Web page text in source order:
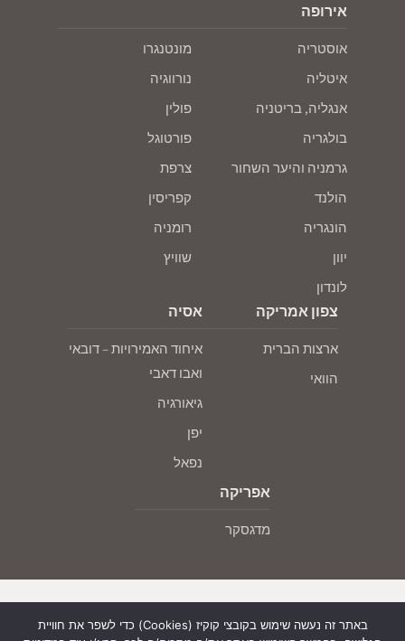
אירופה
אוסטריה
איטליה
אנגליה, בריטניה
בולגריה
גרמניה והיער השחור
הולנד
הונגריה
יוון
לונדון
מונטנגרו
נורווגיה
פולין
פורטוגל
צרפת
קפריסין
רומניה
שוויץ
צפון אמריקה
ארצות הברית
הוואי
אסיה
איחוד האמירויות – דובאי
ואבו דאבי
גיאורגיה
יפן
נפאל
אפריקה
מדגסקר
באתר זה נעשה שימוש בקובצי קוקיז (Cookies) כדי לשפר את חוויית